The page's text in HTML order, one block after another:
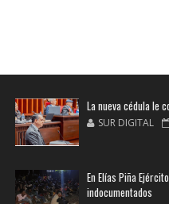
La nueva cédula le
SUR DIGITAL
En Elías Piña
indocumentados